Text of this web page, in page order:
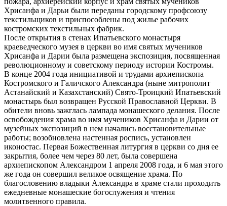
Хрисанфа и Дарьи были переданы городскому профсоюзу
текстильщиков и приспособлены под жилье рабочих
костромских текстильных фабрик.
После открытия в стенах Ипатьевского монастыря
краеведческого музея в церкви во имя святых мучеников
Хрисанфа и Дарии была размещена экспозиция, посвященная
революционному и советскому периоду истории Костромы.
В конце 2004 года инициативой и трудами архиепископа
Костромского и Галичского Александра (ныне митрополит
Астанайский и Казахстанский) Свято-Троицкий Ипатьевский
монастырь был возвращен Русской Православной Церкви. В
обители вновь зажглась лампада монашеского делания. После
освобождения храма во имя мучеников Хрисанфа и Дарии от
музейных экспозиций в нем начались восстановительные
работы; возобновлена настенная роспись, установлен
иконостас. Первая Божественная литургия в церкви со дня ее
закрытия, более чем через 80 лет, была совершена
архиепископом Александром 1 апреля 2008 года, и 6 мая этого
же года он совершил великое освящение храма. По
благословению владыки Александра в храме стали проходить
ежедневные монашеские богослужения и чтения
молитвенного правила.